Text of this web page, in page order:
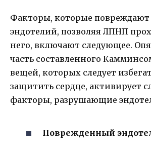
Факторы, которые
эндотелий, позволяя ЛПНП
него, включают следующее.
часть составленного
вещей, которых следует
защитить сердце, активирует
факторы, разрушающие
Поврежденный